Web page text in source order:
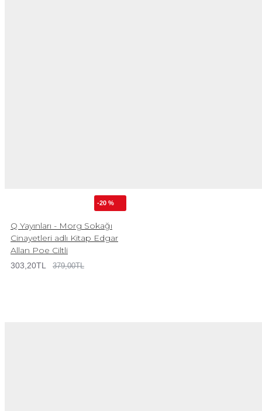
-20 %
Q Yayınları - Morg Sokağı
Cinayetleri adlı Kitap Edgar
Allan Poe Ciltli
303,20TL 379,00TL